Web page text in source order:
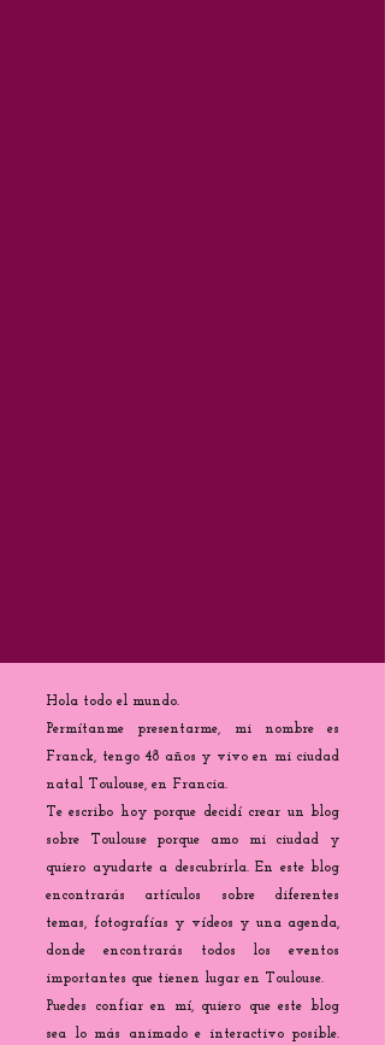
Hola todo el mundo.
Permítanme presentarme, mi nombre es
Franck, tengo 48 años y vivo en mi ciudad
natal Toulouse, en Francia.
Te escribo hoy porque decidí crear un blog
sobre Toulouse porque amo mi ciudad y
quiero ayudarte a descubrirla. En este blog
encontrarás artículos sobre diferentes
temas, fotografías y vídeos y una agenda,
donde encontrarás todos los eventos
importantes que tienen lugar en Toulouse.
Puedes confiar en mí, quiero que este blog
sea lo más animado e interactivo posible.